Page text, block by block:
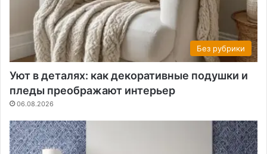
Без рубрики
Уют в деталях: как декоративные подушки и
пледы преображают интерьер
06.08.2026